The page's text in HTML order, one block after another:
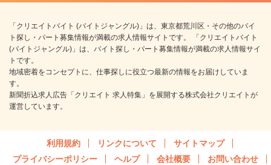
「クリエイトバイト (バイトジャングル)」は、東京都荒川区・その他のバイ
ト探し・パート募集情報が満載の求人情報サイトです。 「クリエイトバイト
(バイトジャングル)」は、バイト探し・パート募集情報が満載の求人情報サイ
トです。
地域密着をコンセプトに、仕事探しに役立つ最新の情報をお届けしていま
す。
新聞折込求人広告「クリエイト 求人特集」を展開する株式会社クリエイトが
運営しています。
利用規約 リンクについて
サイトマップ
プライバシーポリシー
ヘルプ 会社概要 お問い合わせ